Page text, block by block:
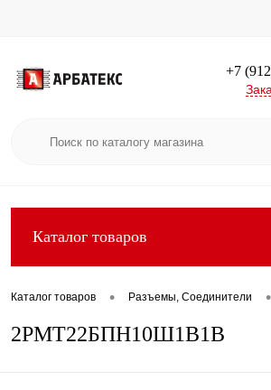
+7
Каталог товаров
Каталог товаров • Разъемы, Соединители •
2РМТ22БПН10Ш1В1В